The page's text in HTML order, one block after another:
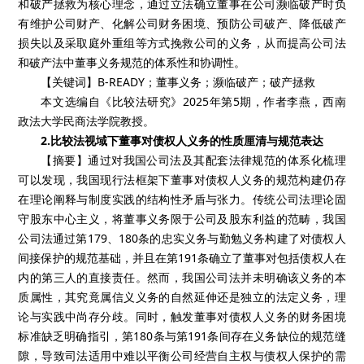
和破产拯救为核心理念，通过立法确立董事在公司濒临破产时负
有维护公司财产、化解公司财务困境、预防公司破产、降低破产
损失以及采取庭外重组等方式挽救公司的义务，从而提高公司法
和破产法中董事义务规范的体系性和协调性。
【关键词】B-READY；董事义务；濒临破产；破产拯救
本文选编自《比较法研究》2025年第5期，作者李燕，西南
政法大学民商法学院教授。
2.比较法视域下董事对债权人义务的性质厘清与规范表达
【摘要】通过对我国公司法及其配套法律规范的体系化梳理
可以发现，我国现行法框架下董事对债权人义务的规范构建仍存
在理论阐释与制度实践的结构性矛盾与张力。传统公司法理论固
守股东中心主义，将董事义务限于公司及股东利益的范畴，我国
公司法通过第179、180条的忠实义务与勤勉义务构建了对债权人
间接保护的规范基础，并且在第191条确立了董事对包括债权人在
内的第三人的直接责任。然而，我国公司法并未明确该义务的本
质属性，其究竟属信义义务的自然延伸还是独立的法定义务，理
论与实践中尚存分歧。同时，触发董事对债权人义务的财务困境
标准缺乏明确指引，第180条与第191条间存在义务缺位的规范缝
隙，导致司法适用中难以平衡公司经营自主权与债权人保护的需